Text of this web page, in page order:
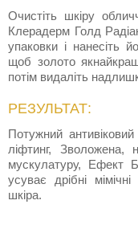
Очистіть шкіру
Клерадерм Голд
упаковки і нанесіть
щоб золото
потім видаліть
РЕЗУЛЬТАТ:
Потужний
ліфтинг, Зволожена,
мускулатуру, Ефект
усуває дрібні
шкіра.